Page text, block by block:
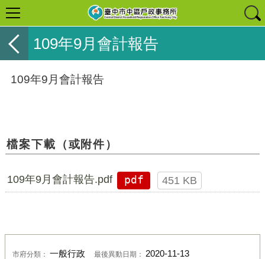
109年9月會計報告
109年9月會計報告
檔案下載（或附件）
109年9月會計報告.pdf pdf 451 KB
市府分類： 一般行政 最後異動日期： 2020-11-13